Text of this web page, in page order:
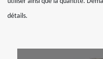
détails.